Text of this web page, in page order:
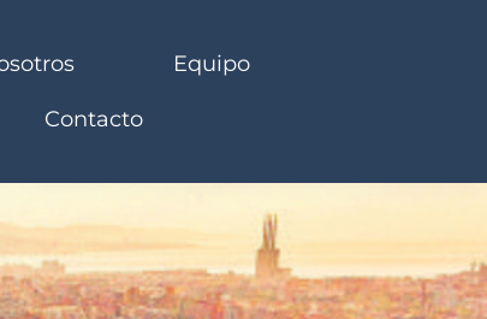
Equipo
Contacto